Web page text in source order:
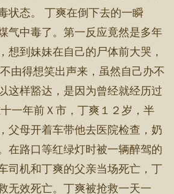
状态。 丁爽在倒下去的一瞬
气中毒了。第一反应竟然是多年
想到妹妹在自己的尸体前大哭，
由得想笑出声来，虽然自己办不
这样豁达，是因为曾经就经历过
一年前Ｘ市，丁爽１２岁，半
父母开着车带他去医院检查，奶
在路口等红绿灯时被一辆醉驾的
司机和丁爽的父亲当场死亡，丁
无效死亡。丁爽被抢救一天一